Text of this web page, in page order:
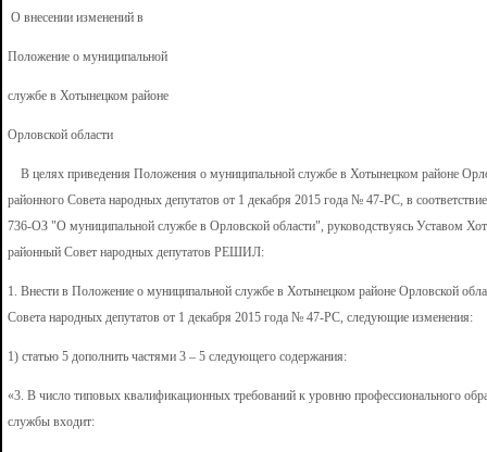
О внесении изменений в
Положение о муниципальной
службе в Хотынецком районе
Орловской области
В целях приведения Положения о муниципальной службе в Хотынецком районе
районного Совета народных депутатов от 1 декабря 2015 года № 47-РС, в
736-ОЗ "О муниципальной службе в Орловской области", руководствуясь Уставом
районный Совет народных депутатов РЕШИЛ:
1. Внести в Положение о муниципальной службе в Хотынецком районе Орловской
Совета народных депутатов от 1 декабря 2015 года № 47-РС, следующие изменения:
1) статью 5 дополнить частями 3 – 5 следующего содержания:
«3. В число типовых квалификационных требований к уровню профессионального
службы входит: